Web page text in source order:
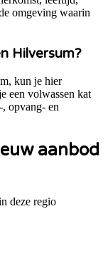
omgeving waarin
Hilversum?
kun je hier
een volwassen kat
opvang- en
aanbod
deze regio